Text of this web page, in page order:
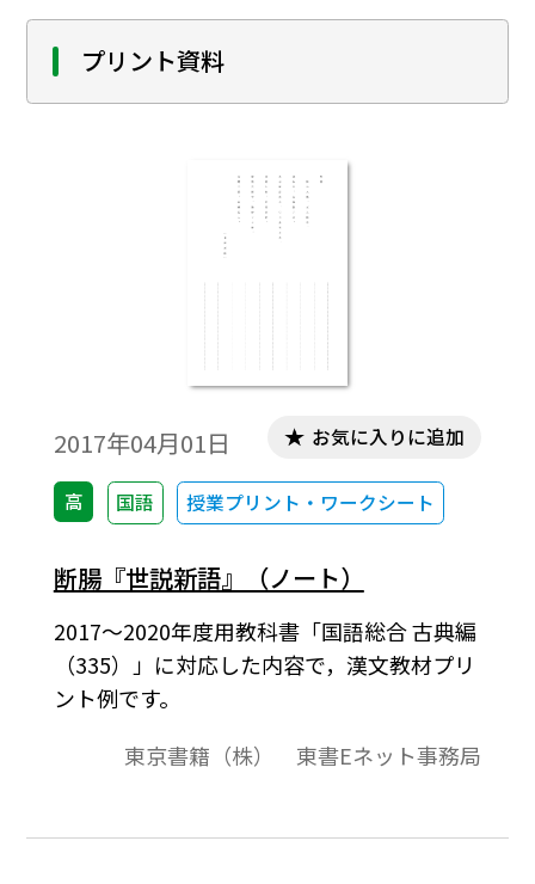
プリント資料
2017年04月01日
高 国語 授業プリント・ワークシート
お気に入りに追加
断腸『世説新語』（ノート）
2017～2020年度用教科書「国語総合 古典編
（335）」に対応した内容で，漢文教材プリ
ント例です。
東京書籍（株） 東書Eネット事務局